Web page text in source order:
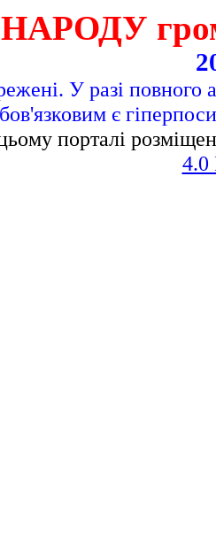
У разі повного
є
порталі
4.0